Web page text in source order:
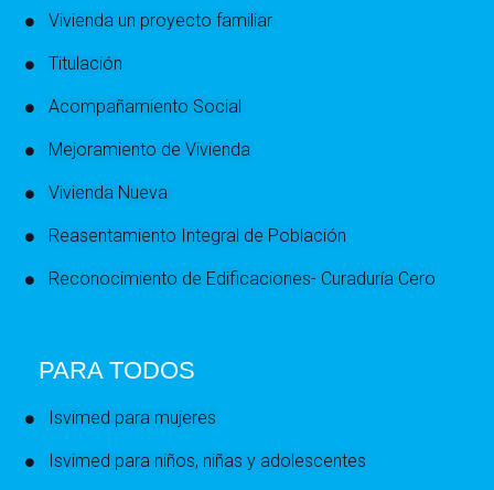
Vivienda un proyecto familiar
Titulación
Acompañamiento Social
Mejoramiento de Vivienda
Vivienda Nueva
Reasentamiento Integral de Población
Reconocimiento de Edificaciones- Curaduría Cero
PARA TODOS
Isvimed para mujeres
Isvimed para niños, niñas y adolescentes